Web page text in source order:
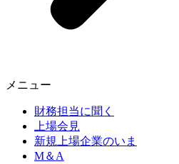
メニュー
財務担当に聞く
上場会見
新規上場企業のいま
M＆A